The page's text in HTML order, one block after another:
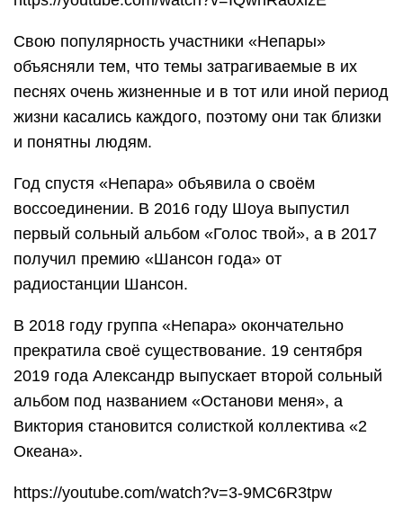
Свою популярность участники «Непары»
объясняли тем, что темы затрагиваемые в их
песнях очень жизненные и в тот или иной период
жизни касались каждого, поэтому они так близки
и понятны людям.
Год спустя «Непара» объявила о своём
воссоединении. В 2016 году Шоуа выпустил
первый сольный альбом «Голос твой», а в 2017
получил премию «Шансон года» от
радиостанции Шансон.
В 2018 году группа «Непара» окончательно
прекратила своё существование. 19 сентября
2019 года Александр выпускает второй сольный
альбом под названием «Останови меня», а
Виктория становится солисткой коллектива «2
Океана».
https://youtube.com/watch?v=3-9MC6R3tpw